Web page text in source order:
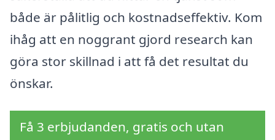
både är pålitlig och kostnadseffektiv. Kom
ihåg att en noggrant gjord research kan
göra stor skillnad i att få det resultat du
önskar.
Få 3 erbjudanden, gratis och utan